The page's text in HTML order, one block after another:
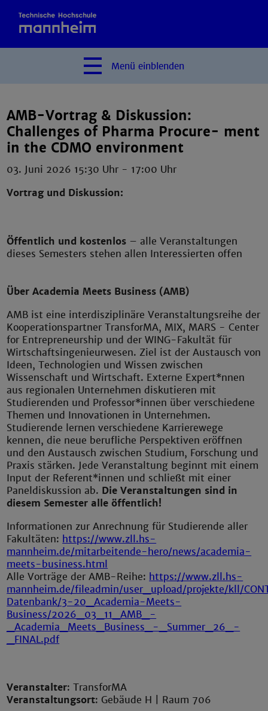
Menü einblenden
AMB-Vortrag & Diskussion:
Challenges of Pharma Procure- ment
in the CDMO environment
03. Juni 2026 15:30 Uhr - 17:00 Uhr
Vortrag und Diskussion:
Öffentlich und kostenlos – alle Veranstaltungen
dieses Semesters stehen allen Interessierten offen
Über Academia Meets Business (AMB)
AMB ist eine interdisziplinäre Veranstaltungsreihe der
Kooperationspartner TransforMA, MIX, MARS - Center
for Entrepreneurship und der WING-Fakultät für
Wirtschaftsingenieurwesen. Ziel ist der Austausch von
Ideen, Technologien und Wissen zwischen
Wissenschaft und Wirtschaft. Externe Expert*nnen
aus regionalen Unternehmen diskutieren mit
Studierenden und Professor*innen über verschiedene
Themen und Innovationen in Unternehmen.
Studierende lernen verschiedene Karrierewege
kennen, die neue berufliche Perspektiven eröffnen
und den Austausch zwischen Studium, Forschung und
Praxis stärken. Jede Veranstaltung beginnt mit einem
Input der Referent*innen und schließt mit einer
Paneldiskussion ab. Die Veranstaltungen sind in
diesem Semester alle öffentlich!
Informationen zur Anrechnung für Studierende aller
Fakultäten: https://www.zll.hs-
mannheim.de/mitarbeitende-hero/news/academia-
meets-business.html
Alle Vorträge der AMB-Reihe: https://www.zll.hs-
mannheim.de/fileadmin/user_upload/projekte/kll/
Datenbank/3-20_Academia-Meets-
Business/2026_03_11_AMB_-
_Academia_Meets_Business_-_Summer_26_-
_FINAL.pdf
Veranstalter: TransforMA
Veranstaltungsort: Gebäude H | Raum 706